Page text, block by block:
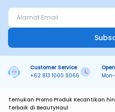
Customer Service
+62 813 1000 9066
Temukan Promo Produk Kecantikan
Terbaik di BeautyHaul